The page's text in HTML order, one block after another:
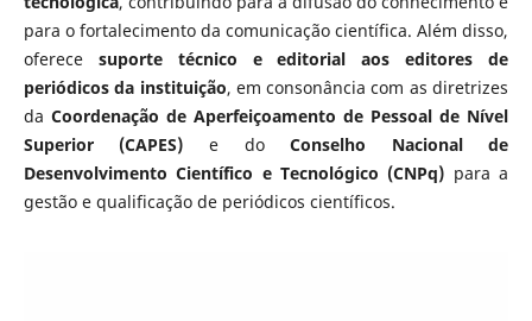
para o fortalecimento da comunicação científica. Além disso,
oferece suporte técnico e editorial aos editores de
periódicos da instituição, em consonância com as diretrizes
da Coordenação de Aperfeiçoamento de Pessoal de Nível
Superior (CAPES) e doConselho Nacional de
Desenvolvimento Científico e Tecnológico (CNPq) para a
gestão e qualificação de periódicos científicos.